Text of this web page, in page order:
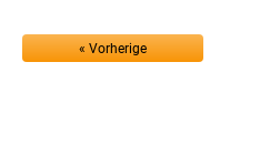
« Vorherige